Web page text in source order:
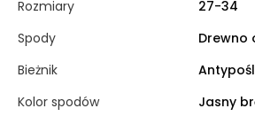
Rozmiary
27-34
Spody
Drewno
Bieżnik
Kolor spodów
Jasny